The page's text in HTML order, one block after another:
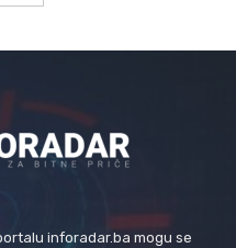
inforadar.ba mogu se